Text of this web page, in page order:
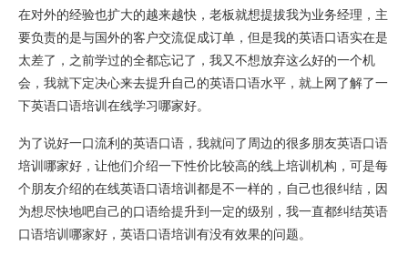
在对外的经验也扩大的越来越快，老板就想提拔我为业务经理，主
要负责的是与国外的客户交流促成订单，但是我的英语口语实在是
太差了，之前学过的全都忘记了，我又不想放弃这么好的一个机
会，我就下定决心来去提升自己的英语口语水平，就上网了解了一
下英语口语培训在线学习哪家好。
为了说好一口流利的英语口语，我就问了周边的很多朋友英语口语
培训哪家好，让他们介绍一下性价比较高的线上培训机构，可是每
个朋友介绍的在线英语口语培训都是不一样的，自己也很纠结，因
为想尽快地吧自己的口语给提升到一定的级别，我一直都纠结英语
口语培训哪家好，英语口语培训有没有效果的问题。